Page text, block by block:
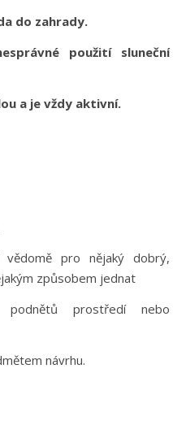
do zahrady.
použití sluneční
a je vždy aktivní.
pro nějaký dobrý,
způsobem jednat
prostředí nebo
návrhu.